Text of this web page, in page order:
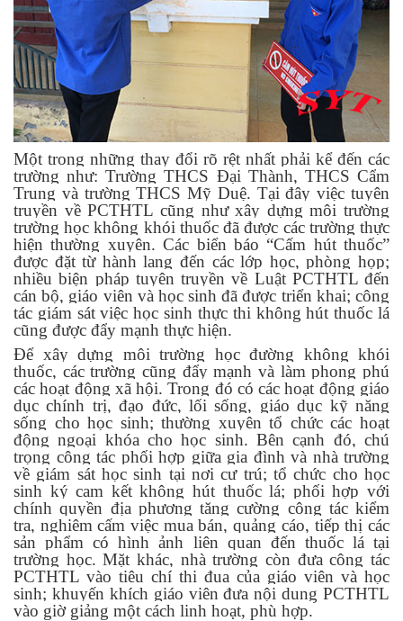
Một trong những thay đổi rõ rệt nhất phải kể đến các
trường như: Trường THCS Đại Thành, THCS Cẩm
Trung và trường THCS Mỹ Duệ. Tại đâyviệc tuyên
truyền về PCTHTL cũng như xây dựng môi trường
trường học không khói thuốc đã được các trường thực
hiện thường xuyên.Các biển báo “Cấm hút thuốc”
được đặt từ hành lang đến các lớp học, phòng họp;
nhiều biện pháp tuyên truyền về Luật PCTHTL đến
cán bộ, giáo viên và học sinh đã được triển khai; công
tác giám sát việc học sinh thực thi không hút thuốc lá
cũng được đẩy mạnh thực hiện.
Để xây dựng môi trường học đường không khói
thuốc, các trường cũng đẩy mạnh và làm phong phú
các hoạt động xã hội. Trong đó có các hoạt động giáo
dục chính trị, đạo đức, lối sống, giáo dục kỹ năng
sống cho học sinh; thường xuyên tổ chức các hoạt
động ngoại khóa cho học sinh. Bên cạnh đó, chú
trọng công tác phối hợp giữa gia đình và nhà trường
về giám sát học sinh tại nơi cư trú; tổ chức cho học
sinh ký cam kết không hút thuốc lá; phối hợp với
chính quyền địa phương tăng cường công tác kiểm
tra, nghiêm cấm việc mua bán, quảng cáo, tiếp thị các
sản phẩm có hình ảnh liên quan đến thuốc lá tại
trường học. Mặt khác, nhà trường còn đưa công tác
PCTHTL vào tiêu chí thi đua của giáo viên và học
sinh; khuyến khích giáo viên đưa nội dung PCTHTL
vào giờ giảng một cách linh hoạt, phù hợp.